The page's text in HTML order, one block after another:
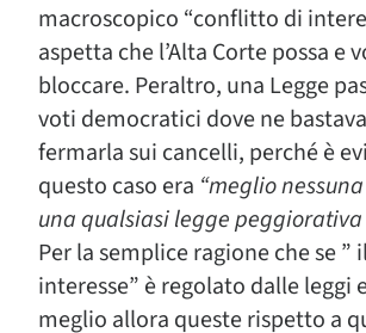
macroscopico “conflitto di
aspetta che l’Alta Corte possa e
bloccare. Peraltro, una Legge
voti democratici dove ne
fermarla sui cancelli, perché è
questo caso era “meglio
una qualsiasi legge
Per la semplice ragione che se
interesse” è regolato dalle leggi
meglio allora queste rispetto a